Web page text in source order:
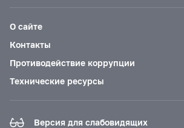
О сайте
Контакты
Противодействие коррупции
Технические ресурсы
Версия для слабовидящих